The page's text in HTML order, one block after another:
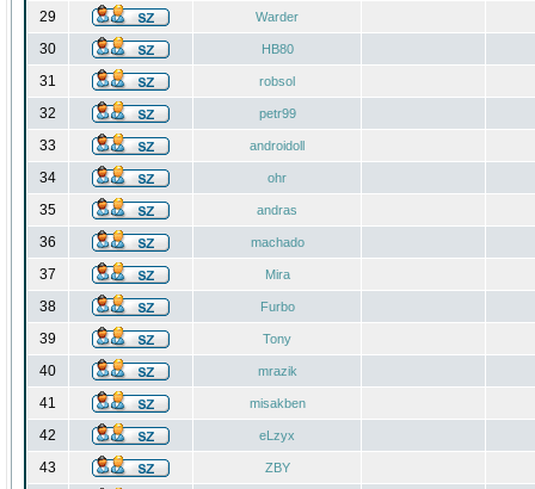
29 Warder
30 HB80
31 robsol
32 petr99
33 androidoll
34 ohr
35 andras
36 machado
37 Mira
38 Furbo
39 Tony
40 mrazik
41 misakben
42 eLzyx
43 ZBY